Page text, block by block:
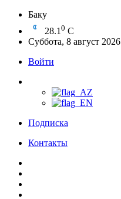
Баку
28.1 0 C
Суббота, 8 август 2026
Войти
Подписка
Контакты